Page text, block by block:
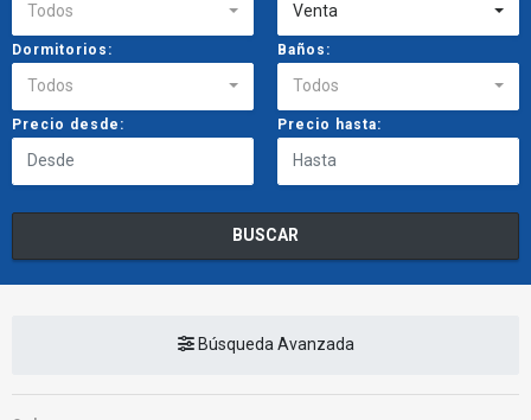
Todos Venta
Dormitorios:
Todos
Baños:
Todos
Precio desde: Precio hasta:
BUSCAR
Búsqueda Avanzada